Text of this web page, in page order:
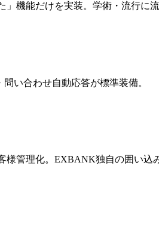
機能だけを実装。学術・流行に流
い合わせ自動応答が標準装備。
管理化。EXBANK独自の囲い込